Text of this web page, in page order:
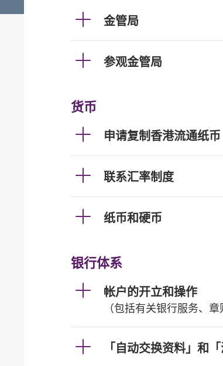
金管局
参观金管局
货币
申请复制香港流通纸币
联系汇率制度
纸币和硬币
银行体系
帐户的开立和操作
（包括有关银行服务、
「自动交换资料」和